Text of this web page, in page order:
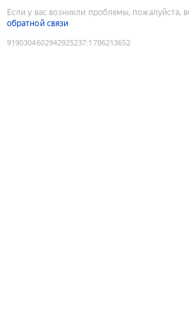
Если у вас возникли проблемы, пожалуйста,
обратной связи
9190304602942925237:1786213652